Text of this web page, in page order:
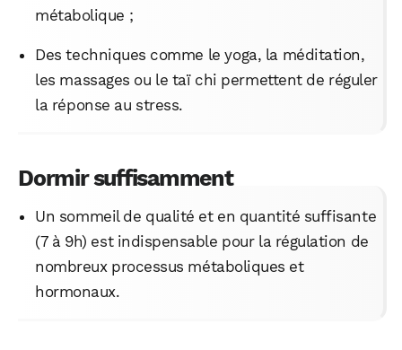
métabolique ;
Des techniques comme le yoga, la méditation,
les massages ou le taï chi permettent de réguler
la réponse au stress.
Dormir suffisamment
Un sommeil de qualité et en quantité suffisante
(7 à 9h) est indispensable pour la régulation de
nombreux processus métaboliques et
hormonaux.